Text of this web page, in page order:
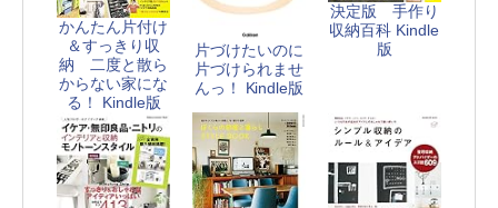
かんたん片付け
＆すっきり収
納 二度と散ら
からない家にな
る！ Kindle版
片づけたいのに
片づけられませ
んっ！ Kindle版
決定版 手作り
収納百科 Kindle
版